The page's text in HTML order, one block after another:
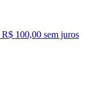
R$ 100,00 sem juros